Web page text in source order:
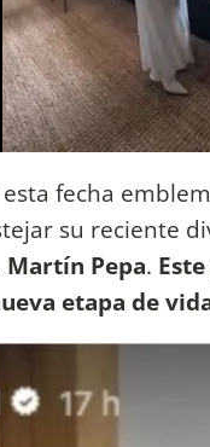
fecha
su reciente
Martín Pepa.
etapa de